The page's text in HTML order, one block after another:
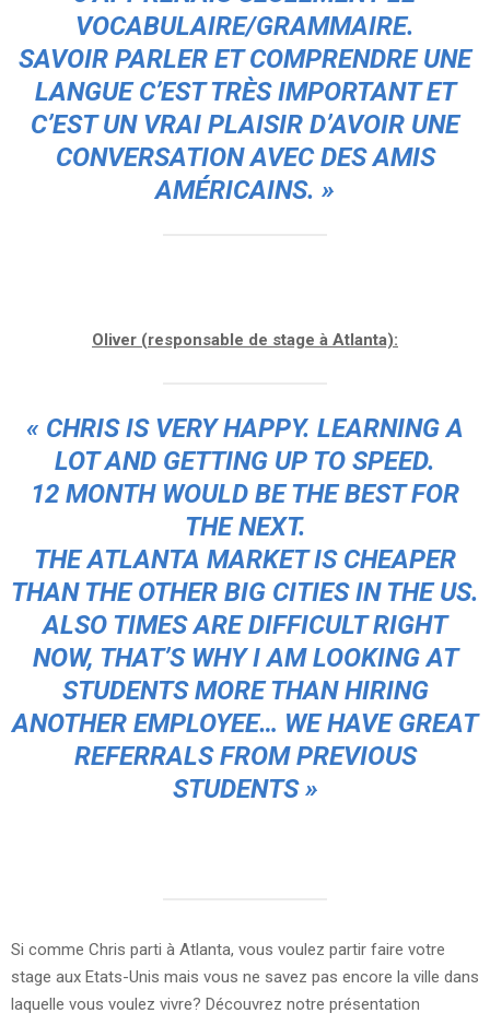
VOCABULAIRE/GRAMMAIRE.
SAVOIR PARLER ET COMPRENDRE UNE
LANGUE C’EST TRÈS IMPORTANT ET
C’EST UN VRAI PLAISIR D’AVOIR UNE
CONVERSATION AVEC DES AMIS
AMÉRICAINS. »
Oliver (responsable de stage à Atlanta):
« CHRIS IS VERY HAPPY. LEARNING A
LOT AND GETTING UP TO SPEED.
12 MONTH WOULD BE THE BEST FOR
THE NEXT.
THE ATLANTA MARKET IS CHEAPER
THAN THE OTHER BIG CITIES IN THE US.
ALSO TIMES ARE DIFFICULT RIGHT
NOW, THAT’S WHYI AM LOOKING AT
STUDENTSMORE THAN HIRING
ANOTHER EMPLOYEE… WE HAVE GREAT
REFERRALS FROM PREVIOUS
STUDENTS »
Si comme Chris parti à Atlanta, vous voulez partir faire votre
stage aux Etats-Unis mais vous ne savez pas encore la ville dans
laquelle vous voulez vivre? Découvrez notre présentation